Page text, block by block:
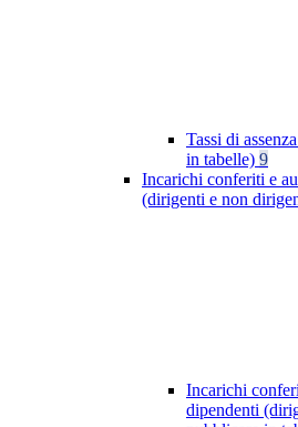
Tassi di
in tabelle) 9
Incarichi conferiti e
(dirigenti e non
Incarichi
dipendenti